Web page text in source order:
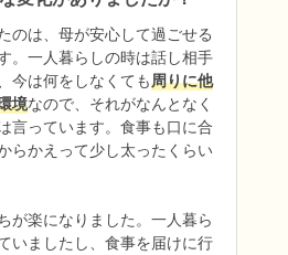
のは、母が安心して過ごせる
。一人暮らしの時は話し相手
今は何をしなくても周りに他
境なので、それがなんとなく
言っています。食事も口に合
らかえって少し太ったくらい
が楽になりました。一人暮ら
いましたし、食事を届けに行